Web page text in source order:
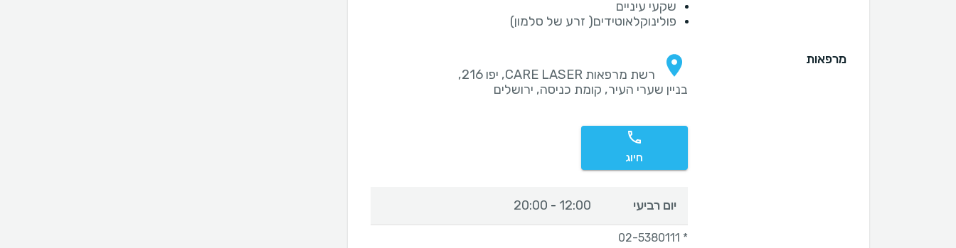
שקעי עיניים
פולינוקלאוטידים( זרע של סלמון)
מרפאות
רשת מרפאות CARE LASER, יפו 216,
בניין שערי העיר, קומת כניסה, ירושלים
חיוג
יום רביעי 12:00
-
20:00
* 02-5380111